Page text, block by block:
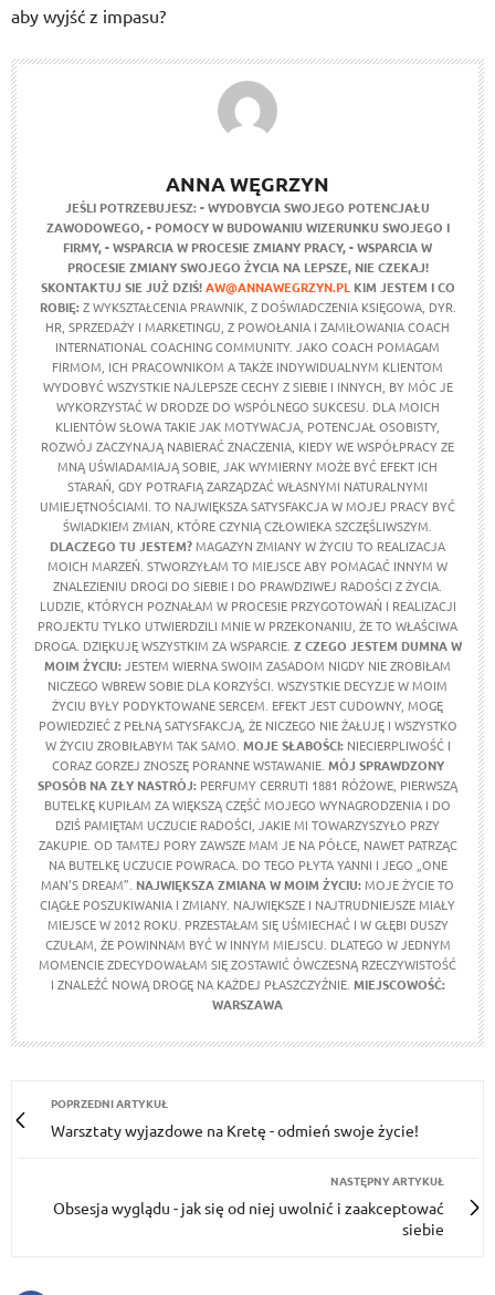
aby wyjść z impasu?
ANNA WĘGRZYN
JEŚLI POTRZEBUJESZ:- WYDOBYCIA SWOJEGO POTENCJAŁU
ZAWODOWEGO, - POMOCY W BUDOWANIU WIZERUNKU SWOJEGO I
FIRMY,- WSPARCIA W PROCESIE ZMIANY PRACY,- WSPARCIA W
PROCESIE ZMIANY SWOJEGO ŻYCIA NA LEPSZE, NIE CZEKAJ!
SKONTAKTUJ SIE JUŻ DZIŚ!AW@ANNAWEGRZYN.PL KIM JESTEM I CO
ROBIĘ:Z WYKSZTAŁCENIA PRAWNIK, Z DOŚWIADCZENIA KSIĘGOWA, DYR.
HR, SPRZEDAŻY I MARKETINGU, Z POWOŁANIA I ZAMIŁOWANIA COACH
INTERNATIONAL COACHING COMMUNITY. JAKO COACH POMAGAM
FIRMOM, ICH PRACOWNIKOM A TAKŻE INDYWIDUALNYM KLIENTOM
WYDOBYĆ WSZYSTKIE NAJLEPSZE CECHY Z SIEBIE I INNYCH, BY MÓC JE
WYKORZYSTAĆ W DRODZE DO WSPÓLNEGO SUKCESU. DLA MOICH
KLIENTÓW SŁOWA TAKIE JAK MOTYWACJA, POTENCJAŁ OSOBISTY,
ROZWÓJ ZACZYNAJĄ NABIERAĆ ZNACZENIA, KIEDY WE WSPÓŁPRACY ZE
MNĄ UŚWIADAMIAJĄ SOBIE, JAK WYMIERNY MOŻE BYĆ EFEKT ICH
STARAŃ, GDY POTRAFIĄ ZARZĄDZAĆ WŁASNYMI NATURALNYMI
UMIEJĘTNOŚCIAMI. TO NAJWIĘKSZA SATYSFAKCJA W MOJEJ PRACY BYĆ
ŚWIADKIEM ZMIAN, KTÓRE CZYNIĄ CZŁOWIEKA SZCZĘŚLIWSZYM.
DLACZEGO TU JESTEM?MAGAZYN ZMIANY W ŻYCIU TO REALIZACJA
MOICH MARZEŃ. STWORZYŁAM TO MIEJSCE ABY POMAGAĆ INNYM W
ZNALEZIENIU DROGI DO SIEBIE I DO PRAWDZIWEJ RADOŚCI Z ŻYCIA.
LUDZIE, KTÓRYCH POZNAŁAM W PROCESIE PRZYGOTOWAŃ I REALIZACJI
PROJEKTU TYLKO UTWIERDZILI MNIE W PRZEKONANIU, ŻE TO WŁAŚCIWA
DROGA. DZIĘKUJĘ WSZYSTKIM ZA WSPARCIE. Z CZEGO JESTEM DUMNA W
MOIM ŻYCIU:JESTEM WIERNA SWOIM ZASADOM NIGDY NIE ZROBIŁAM
NICZEGO WBREW SOBIE DLA KORZYŚCI. WSZYSTKIE DECYZJE W MOIM
ŻYCIU BYŁY PODYKTOWANE SERCEM. EFEKT JEST CUDOWNY, MOGĘ
POWIEDZIEĆ Z PEŁNĄ SATYSFAKCJĄ, ŻE NICZEGO NIE ŻAŁUJĘ I WSZYSTKO
W ŻYCIU ZROBIŁABYM TAK SAMO. MOJE SŁABOŚCI:NIECIERPLIWOŚĆ I
CORAZ GORZEJ ZNOSZĘ PORANNE WSTAWANIE. MÓJ SPRAWDZONY
SPOSÓB NA ZŁY NASTRÓJ: PERFUMY CERRUTI 1881 RÓŻOWE, PIERWSZĄ
BUTELKĘ KUPIŁAM ZA WIĘKSZĄ CZĘŚĆ MOJEGO WYNAGRODZENIA I DO
DZIŚ PAMIĘTAM UCZUCIE RADOŚCI, JAKIE MI TOWARZYSZYŁO PRZY
ZAKUPIE. OD TAMTEJ PORY ZAWSZE MAM JE NA PÓŁCE, NAWET PATRZĄC
NA BUTELKĘ UCZUCIE POWRACA. DO TEGO PŁYTA YANNI I JEGO „ONE
MAN'S DREAM”. NAJWIĘKSZA ZMIANA W MOIM ŻYCIU:MOJE ŻYCIE TO
CIĄGŁE POSZUKIWANIA I ZMIANY. NAJWIĘKSZE I NAJTRUDNIEJSZE MIAŁY
MIEJSCE W 2012 ROKU. PRZESTAŁAM SIĘ UŚMIECHAĆ I W GŁĘBI DUSZY
CZUŁAM, ŻE POWINNAM BYĆ W INNYM MIEJSCU. DLATEGO W JEDNYM
MOMENCIE ZDECYDOWAŁAM SIĘ ZOSTAWIĆ ÓWCZESNĄ RZECZYWISTOŚĆ
I ZNALEŹĆ NOWĄ DROGĘ NA KAŻDEJ PŁASZCZYŹNIE. MIEJSCOWOŚĆ:
WARSZAWA
POPRZEDNI ARTYKUŁ
Warsztaty wyjazdowe na Kretę - odmień swoje życie!
NASTĘPNY ARTYKUŁ
Obsesja wyglądu - jak się od niej uwolnić i zaakceptować
siebie